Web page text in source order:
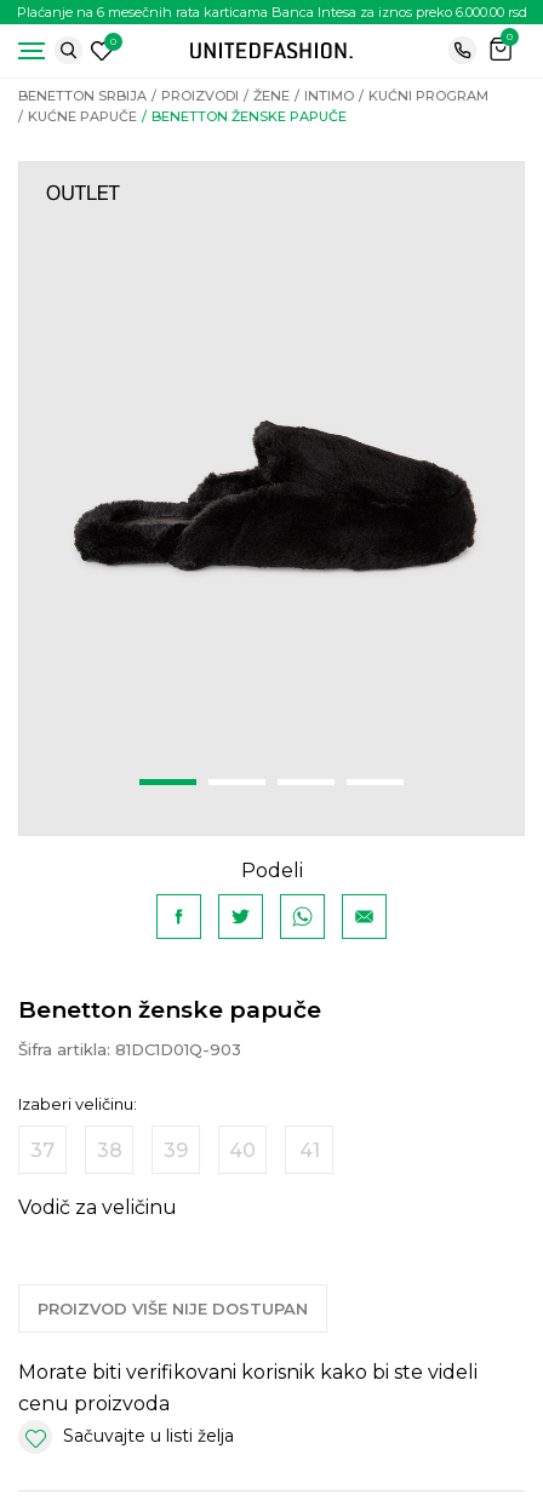
Plaćanje na 6 mesečnih rata karticama Banca Intesa za iznos preko 6.000.00 rsd
0
0
BENETTON SRBIJA PROIZVODI ŽENE INTIMO
KUĆNI PROGRAM
KUĆNE PAPUČE
BENETTON ŽENSKE PAPUČE
Podeli
Benetton ženske papuče
Šifra artikla: 81DC1D01Q-903
Izaberi veličinu:
37 38 39 40 41
Vodič za veličinu
PROIZVOD VIŠE NIJE DOSTUPAN
Morate biti verifikovani korisnik kako bi ste videli
cenu proizvoda
Sačuvajte u listi želja